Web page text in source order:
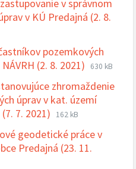
v správnom
v KÚ Predajná (2. 8.
pozemkových
(2. 8. 2021) Prípona
pdf
Veľkosť
630 kB
zhromaždenie
úprav v kat. území
7. 2021) Prípona
pdf
Veľkosť
súboru:
162 kB
geodetické práce v
Predajná (23. 11.